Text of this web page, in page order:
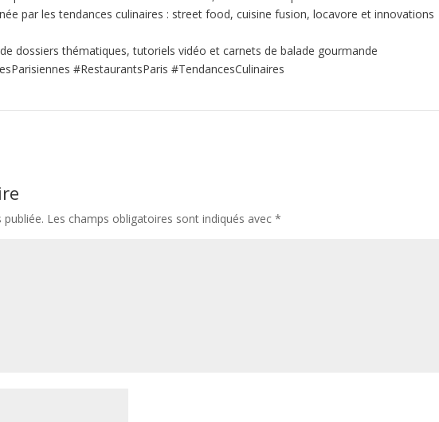
par les tendances culinaires : street food, cuisine fusion, locavore et innovations
dossiers thématiques, tutoriels vidéo et carnets de balade gourmande
#RestaurantsParis #TendancesCulinaires
Les champs obligatoires sont indiqués avec*